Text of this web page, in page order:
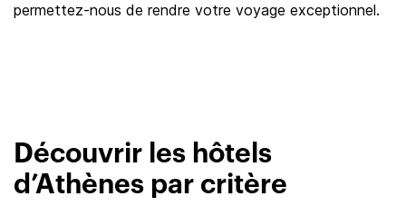
permettez-nous de rendre votre voyage exceptionnel.
Découvrir les hôtels
d’Athènes par critère